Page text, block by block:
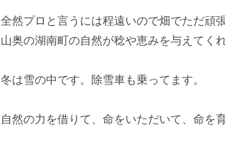
全然プロと言うには程遠いので畑でただ頑
山奥の湖南町の自然が稔や恵みを与えてくれ
冬は雪の中です。除雪車も乗ってます。
自然の力を借りて、命をいただいて、命を